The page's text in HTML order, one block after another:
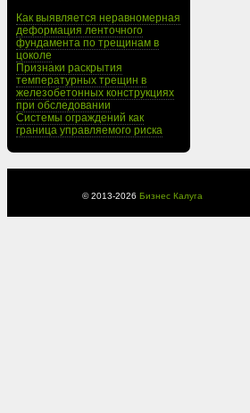
Как выявляется неравномерная
деформация ленточного
фундамента по трещинам в
цоколе
Признаки раскрытия
температурных трещин в
железобетонных конструкциях
при обследовании
Системы ограждений как
граница управляемого риска
© 2013-2026 Бизнес Калуга